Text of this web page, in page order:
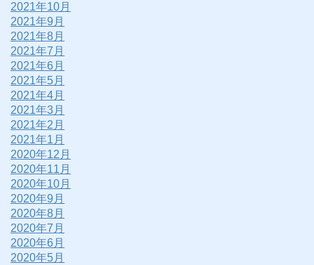
2021年10月
2021年9月
2021年8月
2021年7月
2021年6月
2021年5月
2021年4月
2021年3月
2021年2月
2021年1月
2020年12月
2020年11月
2020年10月
2020年9月
2020年8月
2020年7月
2020年6月
2020年5月